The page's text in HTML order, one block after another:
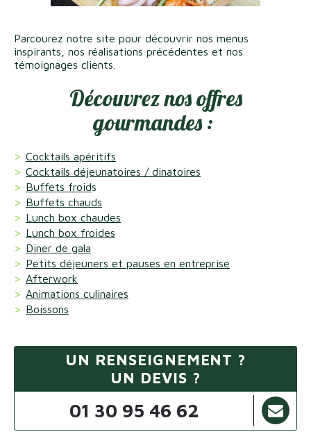
Parcourez notre site pour découvrir nos menus
inspirants, nos réalisations précédentes et nos
témoignages clients.
Découvrez nos offres
gourmandes :
Cocktails apéritifs
Cocktails déjeunatoires / dinatoires
Buffets froids
Buffets chauds
Lunch box chaudes
Lunch box froides
Diner de gala
Petits déjeuners et pauses en entreprise
Afterwork
Animations culinaires
Boissons
UN RENSEIGNEMENT ?
UN DEVIS ?
01 30 95 46 62